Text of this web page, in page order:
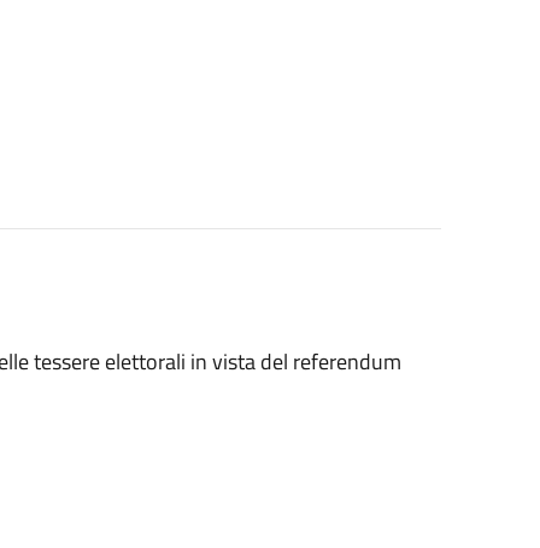
tessere elettorali in vista del referendum